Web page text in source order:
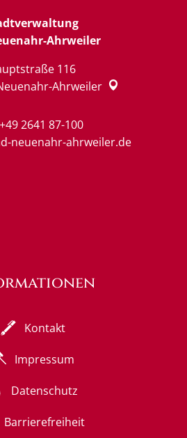
Ahrweiler
116
Ahrweiler
+49 2641 87-100
neuenahr-ahrweiler.de
Kontakt
Impressum
Datenschutz
Barrierefreiheit